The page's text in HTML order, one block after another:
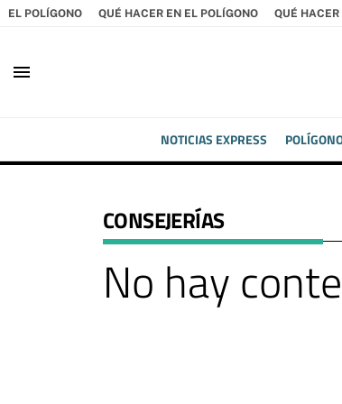
EL POLÍGONO QUÉ HACER EN EL POLÍGONO QUÉ HACER
menu
NOTICIAS EXPRESS
CONSEJERÍAS
No hay